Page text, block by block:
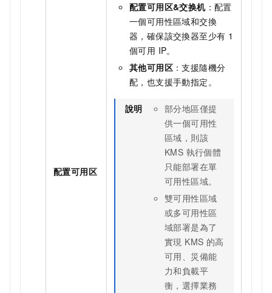
配置可用区
配置可用区&交换机：配置
一個可用性區域和交換
器，確保該交換器至少有 1
個可用 IP。
其他可用区 ：支援隨機分
配，也支援手動指定。
說明
部分地區僅提
供一個可用性
區域，則該
KMS 執行個體
只能部署在單
可用性區域。
雙可用性區域
或多可用性區
域部署是為了
實現 KMS 的高
可用、災備能
力和負載平
衡，選擇業務